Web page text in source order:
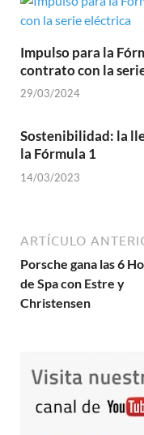
Impulso para la
contrato con la
29/03/2024
Sostenibilidad: la
la Fórmula 1
14/03/2023
ARTÍCULO
Porsche gana las 6
de Spa con Estre y
Christensen